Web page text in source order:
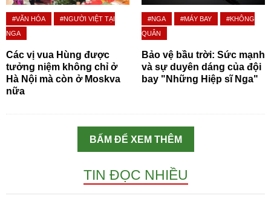
#VĂN HÓA
#NGƯỜI VIỆT TẠI
NGA
Các vị vua Hùng được
tưởng niệm không chỉ ở
Hà Nội mà còn ở Moskva
nữa
#NGA #MÁY BAY
#KHÔNG
QUÂN
Bảo vệ bầu trời: Sức mạnh
và sự duyên dáng của đội
bay "Những Hiệp sĩ Nga"
BẤM ĐỂ XEM THÊM
TIN ĐỌC NHIỀU